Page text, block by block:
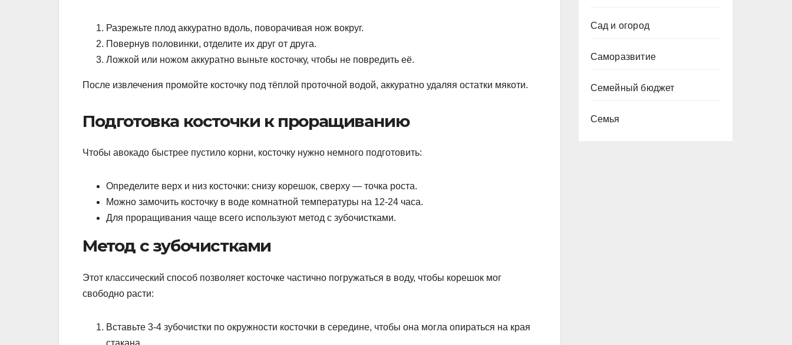
Разрежьте плод аккуратно вдоль, поворачивая нож вокруг.
Повернув половинки, отделите их друг от друга.
Ложкой или ножом аккуратно выньте косточку, чтобы не повредить её.
После извлечения промойте косточку под тёплой проточной водой, аккуратно удаляя остатки мякоти.
Подготовка косточки к проращиванию
Чтобы авокадо быстрее пустило корни, косточку нужно немного подготовить:
Определите верх и низ косточки: снизу корешок, сверху — точка роста.
Можно замочить косточку в воде комнатной температуры на 12-24 часа.
Для проращивания чаще всего используют метод с зубочистками.
Метод с зубочистками
Этот классический способ позволяет косточке частично погружаться в воду, чтобы корешок мог
свободно расти:
Вставьте 3-4 зубочистки по окружности косточки в середине, чтобы она могла опираться на края
стакана.
Сад и огород
Саморазвитие
Семейный бюджет
Семья